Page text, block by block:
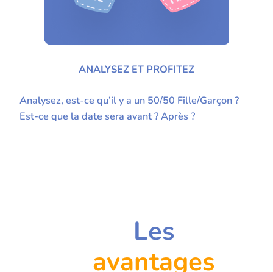
ANALYSEZ ET PROFITEZ
Analysez, est-ce qu’il y a un 50/50 Fille/Garçon ?
Est-ce que la date sera avant ? Après ?
Les
avantages